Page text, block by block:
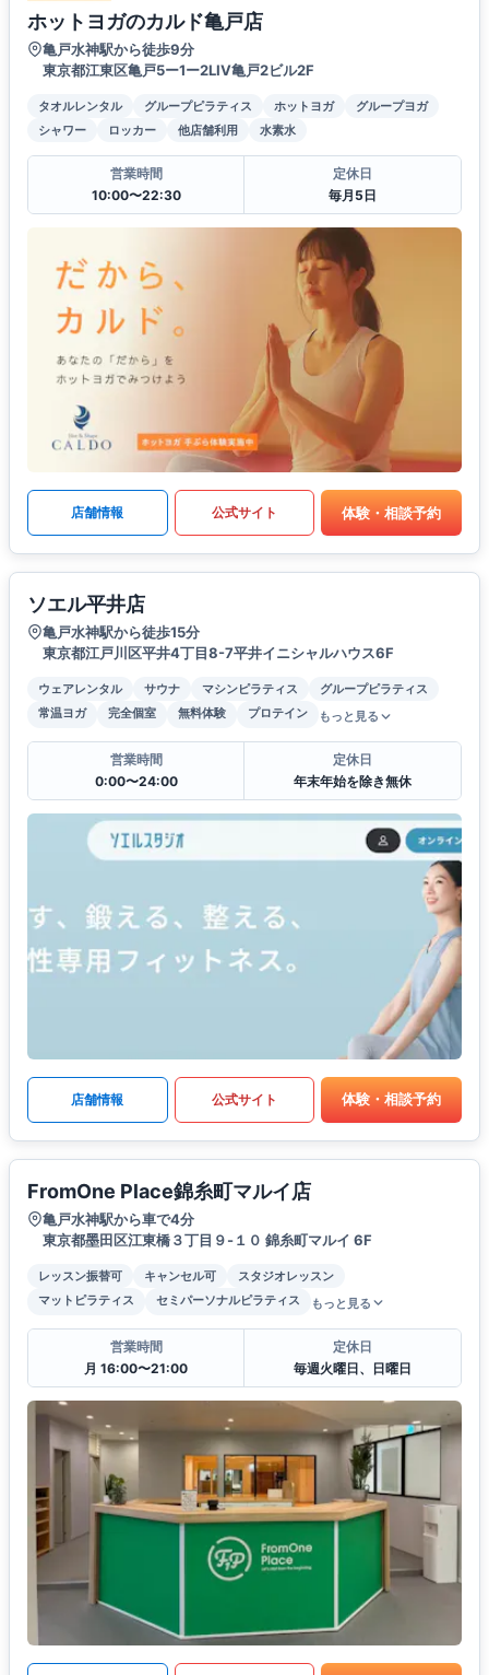
ホットヨガのカルド亀戸店
亀戸水神駅から徒歩9分
東京都江東区亀戸5ー1ー2LIV亀戸2ビル2F
タオルレンタル グループピラティス ホットヨガ
グループヨガ
シャワー
ロッカー 他店舗利用 水素水
営業時間
10:00〜22:30
定休日
毎月5日
店舗情報 公式サイト 体験・相談予約
ソエル平井店
亀戸水神駅から徒歩15分
東京都江戸川区平井4丁目8-7平井イニシャルハウス6F
ウェアレンタル サウナ マシンピラティス
グループピラティス
常温ヨガ
完全個室 無料体験 プロテイン もっと見る
営業時間
0:00〜24:00
定休日
年末年始を除き無休
店舗情報 公式サイト 体験・相談予約
FromOne Place錦糸町マルイ店
亀戸水神駅から車で4分
東京都墨田区江東橋３丁目９-１０ 錦糸町マルイ 6F
レッスン振替可 キャンセル可
スタジオレッスン
マットピラティス
セミパーソナルピラティス もっと見る
営業時間
月 16:00〜21:00
定休日
毎週火曜日、日曜日